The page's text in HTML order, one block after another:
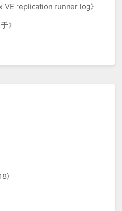
VE replication runner log》
》